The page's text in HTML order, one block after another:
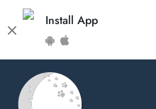
Install App